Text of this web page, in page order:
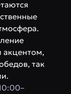
акцентом,
так